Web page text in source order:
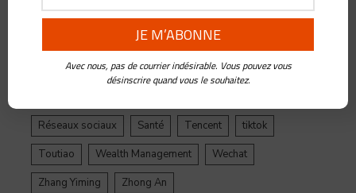
Gestion de Patrimoine
Google Inde
Influenceur
Intelligence Artificielle
Jinri Toutiao
Live Streaming LuFax
Management
Réseaux sociaux
Santé Tencent
tiktok
Toutiao
Wealth Management
Wechat
Zhang Yiming
Zhong An
Avec nous, pas de courrier indésirable. Vous pouvez vous
désinscrire quand vous le souhaitez.